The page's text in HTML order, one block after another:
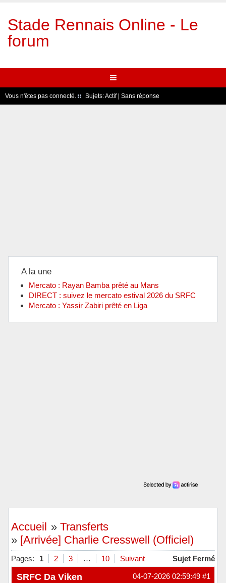
Stade Rennais Online - Le
forum
Vous n'êtes pas connecté. Sujets:Actif| Sans réponse
A la une
Mercato : Rayan Bamba prêté au Mans
DIRECT : suivez le mercato estival 2026 du SRFC
Mercato : Yassir Zabiri prêté en Liga
Accueil »Transferts
» [Arrivée] Charlie Cresswell (Officiel)
Pages: 1 2 3 … 10 Suivant Sujet Fermé
#1
04-07-2026 02:59:49
SRFC Da Viken